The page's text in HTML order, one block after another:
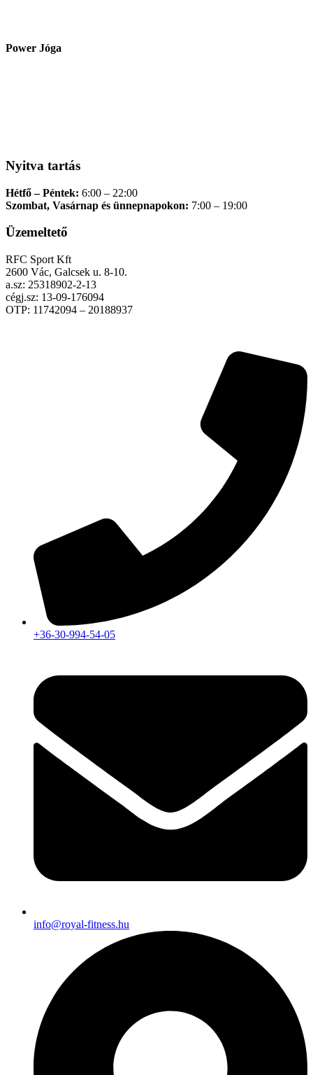
Power Jóga
Nyitva tartás
Hétfő – Péntek: 6:00 – 22:00
Szombat, Vasárnap és ünnepnapokon: 7:00 – 19:00
Üzemeltető
RFC Sport Kft
2600 Vác, Galcsek u. 8-10.
a.sz: 25318902-2-13
cégj.sz: 13-09-176094
OTP: 11742094 – 20188937
+36-30-994-54-05
info@royal-fitness.hu